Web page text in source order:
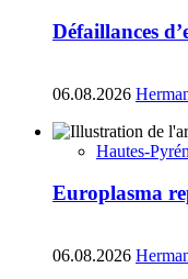
Défaillances
06.08.2026
Hautes-
Europlasma
06.08.2026